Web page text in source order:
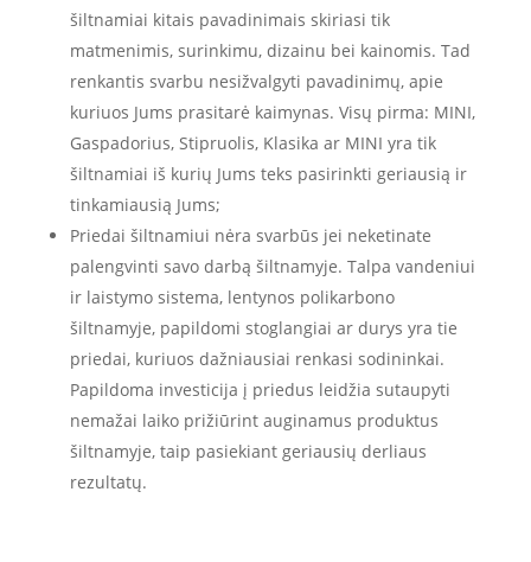
šiltnamiai kitais pavadinimais skiriasi tik
matmenimis, surinkimu, dizainu bei kainomis. Tad
renkantis svarbu nesižvalgyti pavadinimų, apie
kuriuos Jums prasitarė kaimynas. Visų pirma: MINI,
Gaspadorius, Stipruolis, Klasika ar MINI yra tik
šiltnamiai iš kurių Jums teks pasirinkti geriausią ir
tinkamiausią Jums;
Priedai šiltnamiui nėra svarbūs jei neketinate
palengvinti savo darbą šiltnamyje. Talpa vandeniui
ir laistymo sistema, lentynos polikarbono
šiltnamyje, papildomi stoglangiai ar durys yra tie
priedai, kuriuos dažniausiai renkasi sodininkai.
Papildoma investicija į priedus leidžia sutaupyti
nemažai laiko prižiūrint auginamus produktus
šiltnamyje, taip pasiekiant geriausių derliaus
rezultatų.